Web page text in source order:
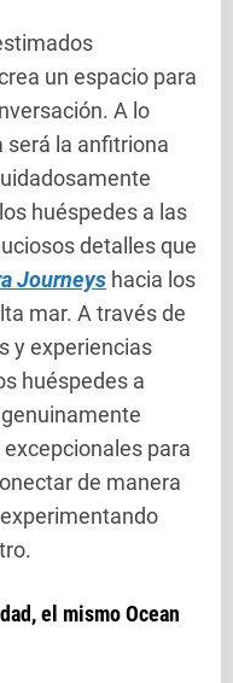
un espacio para
A lo
será la anfitriona
huéspedes a las
detalles que
Journeys hacia los
mar. A través de
y experiencias
huéspedes a
para
de manera
el mismo Ocean